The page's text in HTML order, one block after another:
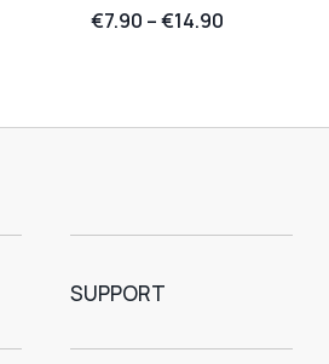
€7.90 –€14.90
SUPPORT